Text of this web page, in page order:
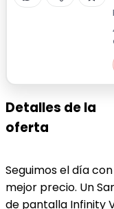
Detalles de la
oferta
Seguimos el día
mejor precio. Un
de pantalla Infinity